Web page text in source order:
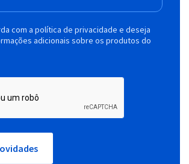
com a política de privacidade e deseja
adicionais sobre os produtos do